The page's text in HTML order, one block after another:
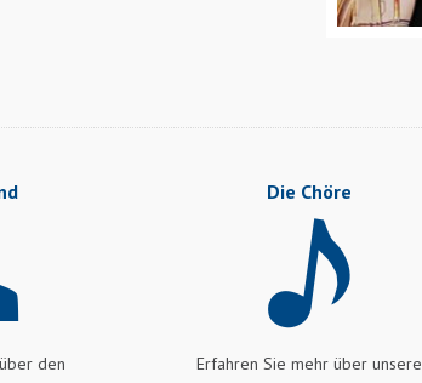
den
Die Chöre
Erfahren Sie mehr über unsere